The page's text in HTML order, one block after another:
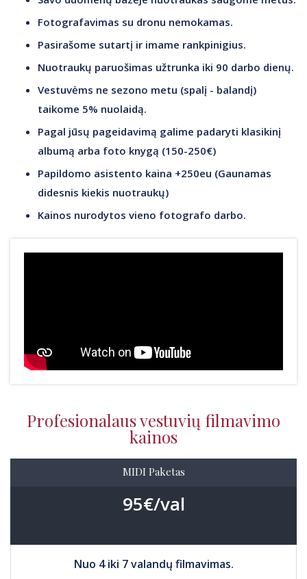
Fotografavimas su dronu nemokamas.
Pasirašome sutartį ir imame rankpinigius.
Nuotraukų paruošimas užtrunka iki 90 darbo dienų.
Vestuvėms ne sezono metu (spalį - balandį)
taikome 5% nuolaidą.
Pagal jūsų pageidavimą galime padaryti klasikinį
albumą arba foto knygą (150-250€)
Papildomo asistento kaina +250eu (Gaunamas
didesnis kiekis nuotraukų)
Kainos nurodytos vieno fotografo darbo.
Profesionalaus vestuvių filmavimo
kainos
MIDI Paketas
95€/val
Nuo 4 iki 7 valandų filmavimas.